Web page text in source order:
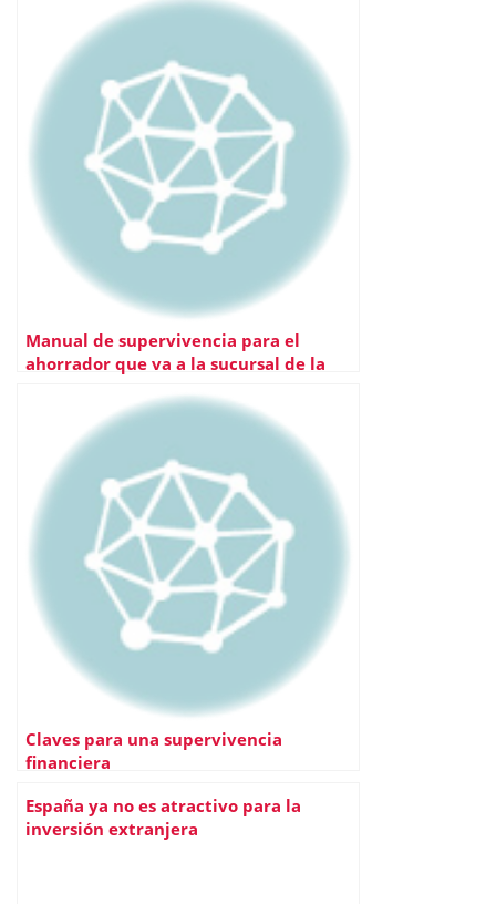
Manual de supervivencia para el
ahorrador que va a la sucursal de la
externalizaciones
Claves para una supervivencia
financiera
España ya no es atractivo para la
inversión extranjera